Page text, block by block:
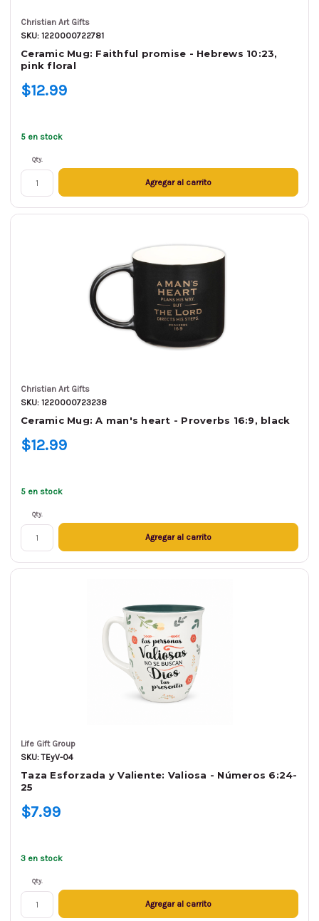
Christian Art Gifts
SKU: 1220000722781
Ceramic Mug: Faithful promise - Hebrews 10:23,
pink floral
$12.99
5 en stock
Qty.
Agregar al carrito
Christian Art Gifts
SKU: 1220000723238
Ceramic Mug: A man's heart - Proverbs 16:9, black
$12.99
5 en stock
Qty.
Agregar al carrito
Life Gift Group
SKU: TEyV-04
Taza Esforzada y Valiente: Valiosa - Números 6:24-
25
$7.99
3 en stock
Qty.
Agregar al carrito